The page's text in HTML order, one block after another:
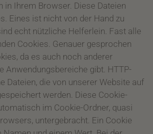
in Ihrem Browser. Diese Dateien
Eines ist nicht von der Hand zu
echt nützliche Helferlein. Fast alle
Cookies. Genauer gesprochen
da es auch noch anderer
Anwendungsbereiche gibt. HTTP-
Dateien, die von unserer Website auf
werden. Diese Cookie-
im Cookie-Ordner, quasi
untergebracht. Ein Cookie